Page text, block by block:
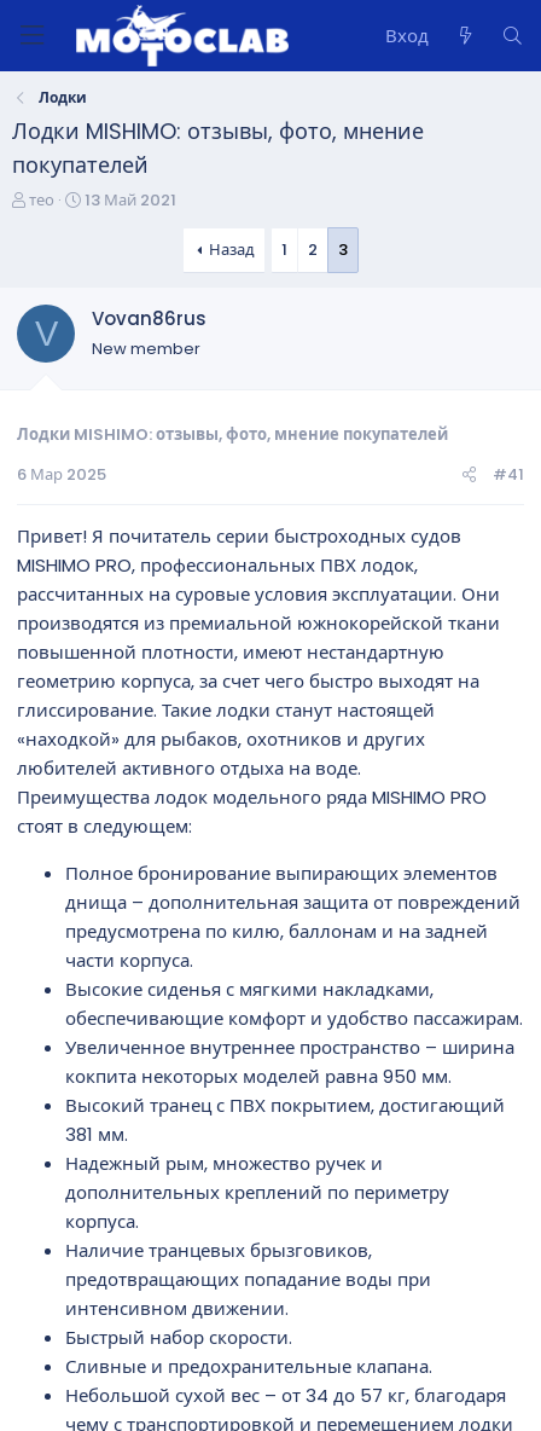
Вход
Лодки
Лодки MISHIMO: отзывы, фото, мнение
покупателей
А
м
тео
Д
ч
13 Май 2021
Назад 1 2 3
V Vovan86rus
New member
Лодки MISHIMO: отзывы, фото, мнение покупателей
6 Мар 2025
#41
Привет! Я почитатель серии быстроходных судов
MISHIMO PRO, профессиональных ПВХ лодок,
рассчитанных на суровые условия эксплуатации. Они
производятся из премиальной южнокорейской ткани
повышенной плотности, имеют нестандартную
геометрию корпуса, за счет чего быстро выходят на
глиссирование. Такие лодки станут настоящей
«находкой» для рыбаков, охотников и других
любителей активного отдыха на воде.
Преимущества лодок модельного ряда MISHIMO PRO
стоят в следующем:
Полное бронирование выпирающих элементов
днища – дополнительная защита от повреждений
предусмотрена по килю, баллонам и на задней
части корпуса.
Высокие сиденья с мягкими накладками,
обеспечивающие комфорт и удобство пассажирам.
Увеличенное внутреннее пространство – ширина
кокпита некоторых моделей равна 950 мм.
Высокий транец с ПВХ покрытием, достигающий
381 мм.
Надежный рым, множество ручек и
дополнительных креплений по периметру
корпуса.
Наличие транцевых брызговиков,
предотвращающих попадание воды при
интенсивном движении.
Быстрый набор скорости.
Сливные и предохранительные клапана.
Небольшой сухой вес – от 34 до 57 кг, благодаря
чему с транспортировкой и перемещением лодки